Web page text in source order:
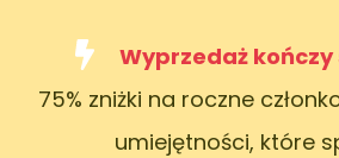
Wyprzedaż kończy
75% zniżki na roczne
umiejętności, które
Kursy